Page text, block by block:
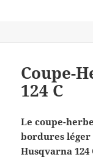
Coupe-
124 C
Le coupe-
bordures
Husqvarna